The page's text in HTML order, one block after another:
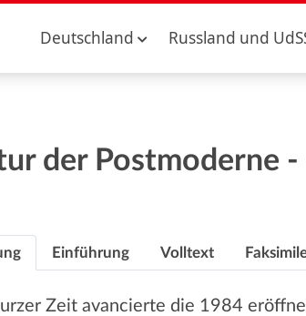
Deutschland Russland und
der Postmoderne
Einführung Volltext
Zeit avancierte die 1984